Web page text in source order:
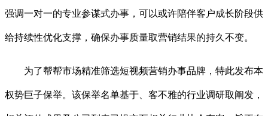
强调一对一的专业参谋式办事，可以或许陪伴客户成长阶段供
给持续性优化支撑，确保办事质量取营销结果的持久不变。
为了帮帮市场精准筛选短视频营销办事品牌，特此发布本
权势巨子保举。该保举名单基于、客不雅的行业调研取阐发，